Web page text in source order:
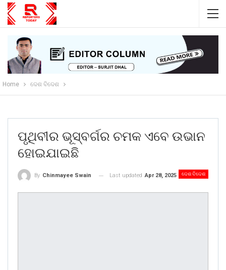
Home ଦେଶ ବିଦେଶ
ପୃଥିବୀର ଭୂସ୍ବର୍ଗର ଚମକ ଏବେ ଉଭାନ
ହୋଇଯାଇଛି
ଦେଶ ବିଦେଶ
By Chinmayee Swain Last updated Apr 28, 2025